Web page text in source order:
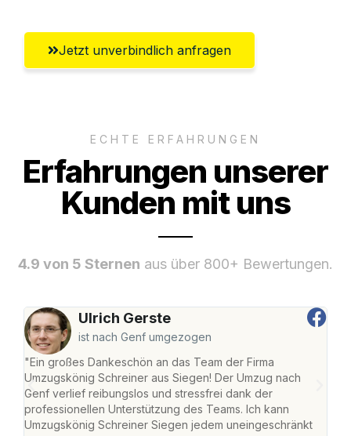
Jetzt unverbindlich anfragen
ECHTE ERFAHRUNGEN
Erfahrungen unserer
Kunden mit uns
4.9 von 5 Sternen aus über 800+ Bewertungen.
Ulrich Gerste
ist nach Genf umgezogen
"Ein großes Dankeschön an das Team der Firma
Umzugskönig Schreiner aus Siegen! Der Umzug nach
Genf verlief reibungslos und stressfrei dank der
professionellen Unterstützung des Teams. Ich kann
Umzugskönig Schreiner Siegen jedem uneingeschränkt